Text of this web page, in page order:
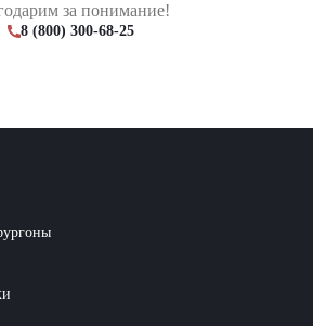
за понимание!
8 (800) 300-68-25